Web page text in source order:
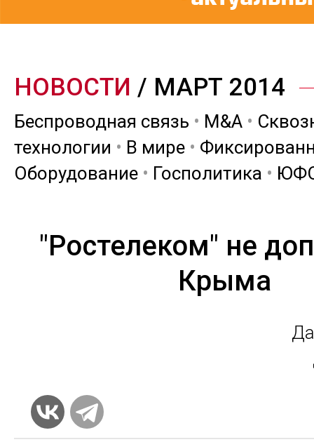
НОВОСТИ / МАРТ 2014
Беспроводная связь • M&A •
технологии • В мире •
Оборудование • Госполитика •
"Ростелеком" не
Крыма